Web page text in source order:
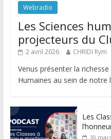
Webradio
Les Sciences
projecteurs du
2 avril 2026 CHRIDI Rym
Venus présenter la
Humaines au sein de notre
Les
30